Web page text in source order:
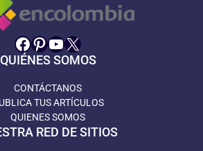
Facebook
Pinterest
YouTube
X
QUIÉNES SOMOS
CONTÁCTANOS
TUS ARTÍCULOS
QUIENES SOMOS
RED DE SITIOS